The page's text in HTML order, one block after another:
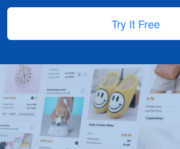
Try It Free